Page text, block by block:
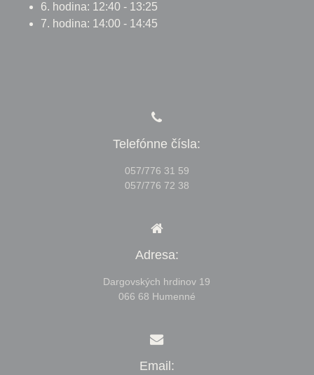
6. hodina: 12:40 - 13:25
7. hodina: 14:00 - 14:45
Telefónne čísla:
057/776 31 59
057/776 72 38
Adresa:
Dargovských hrdinov 19
066 68 Humenné
Email: